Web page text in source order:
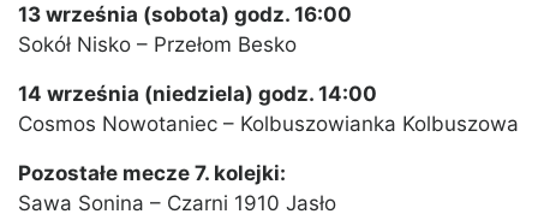
13 września (sobota) godz. 16:00
Sokół Nisko – Przełom Besko
14 września (niedziela) godz. 14:00
Cosmos Nowotaniec – Kolbuszowianka Kolbuszowa
Pozostałe mecze 7. kolejki:
Sawa Sonina – Czarni 1910 Jasło